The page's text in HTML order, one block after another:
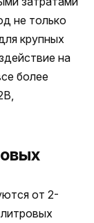
не только
крупных
на
более
от 2-